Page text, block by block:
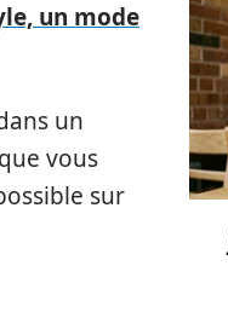
un mode
un
vous
sur